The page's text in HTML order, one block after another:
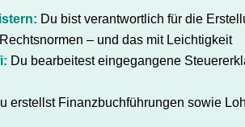
Du bist verantwortlich für die
– und das mit Leichtigkeit
Du bearbeitest eingegangene
erstellst Finanzbuchführungen sowie